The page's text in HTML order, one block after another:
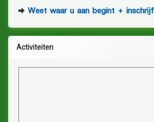
Weet waar u aan begint +
Activiteiten